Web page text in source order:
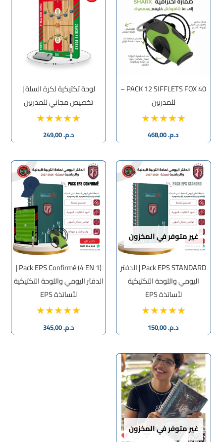
PACK 12 SIFFLETS FOX 40 –
للمدربين
د.م.468,00
لوحة تكتيكية لكرة السلة |
تخصيص مجاني للمدربين
د.م.249,00
غير متوفر في المخزون
Pack EPS STANDARD | الدفتر
اليومي واللوحة التكتيكية
لأساتذة EPS
د.م.150,00
Pack EPS Confirmé (4 EN 1) |
الدفتر اليومي واللوحة التكتيكية
لأساتذة EPS
د.م.345,00
غير متوفر في المخزون